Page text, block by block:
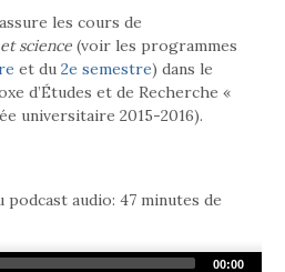
les cours de
science(voir les programmes
et du 2e semestre) dans le
d’Études et de Recherche «
universitaire 2015-2016).
audio: 47 minutes de
00:00